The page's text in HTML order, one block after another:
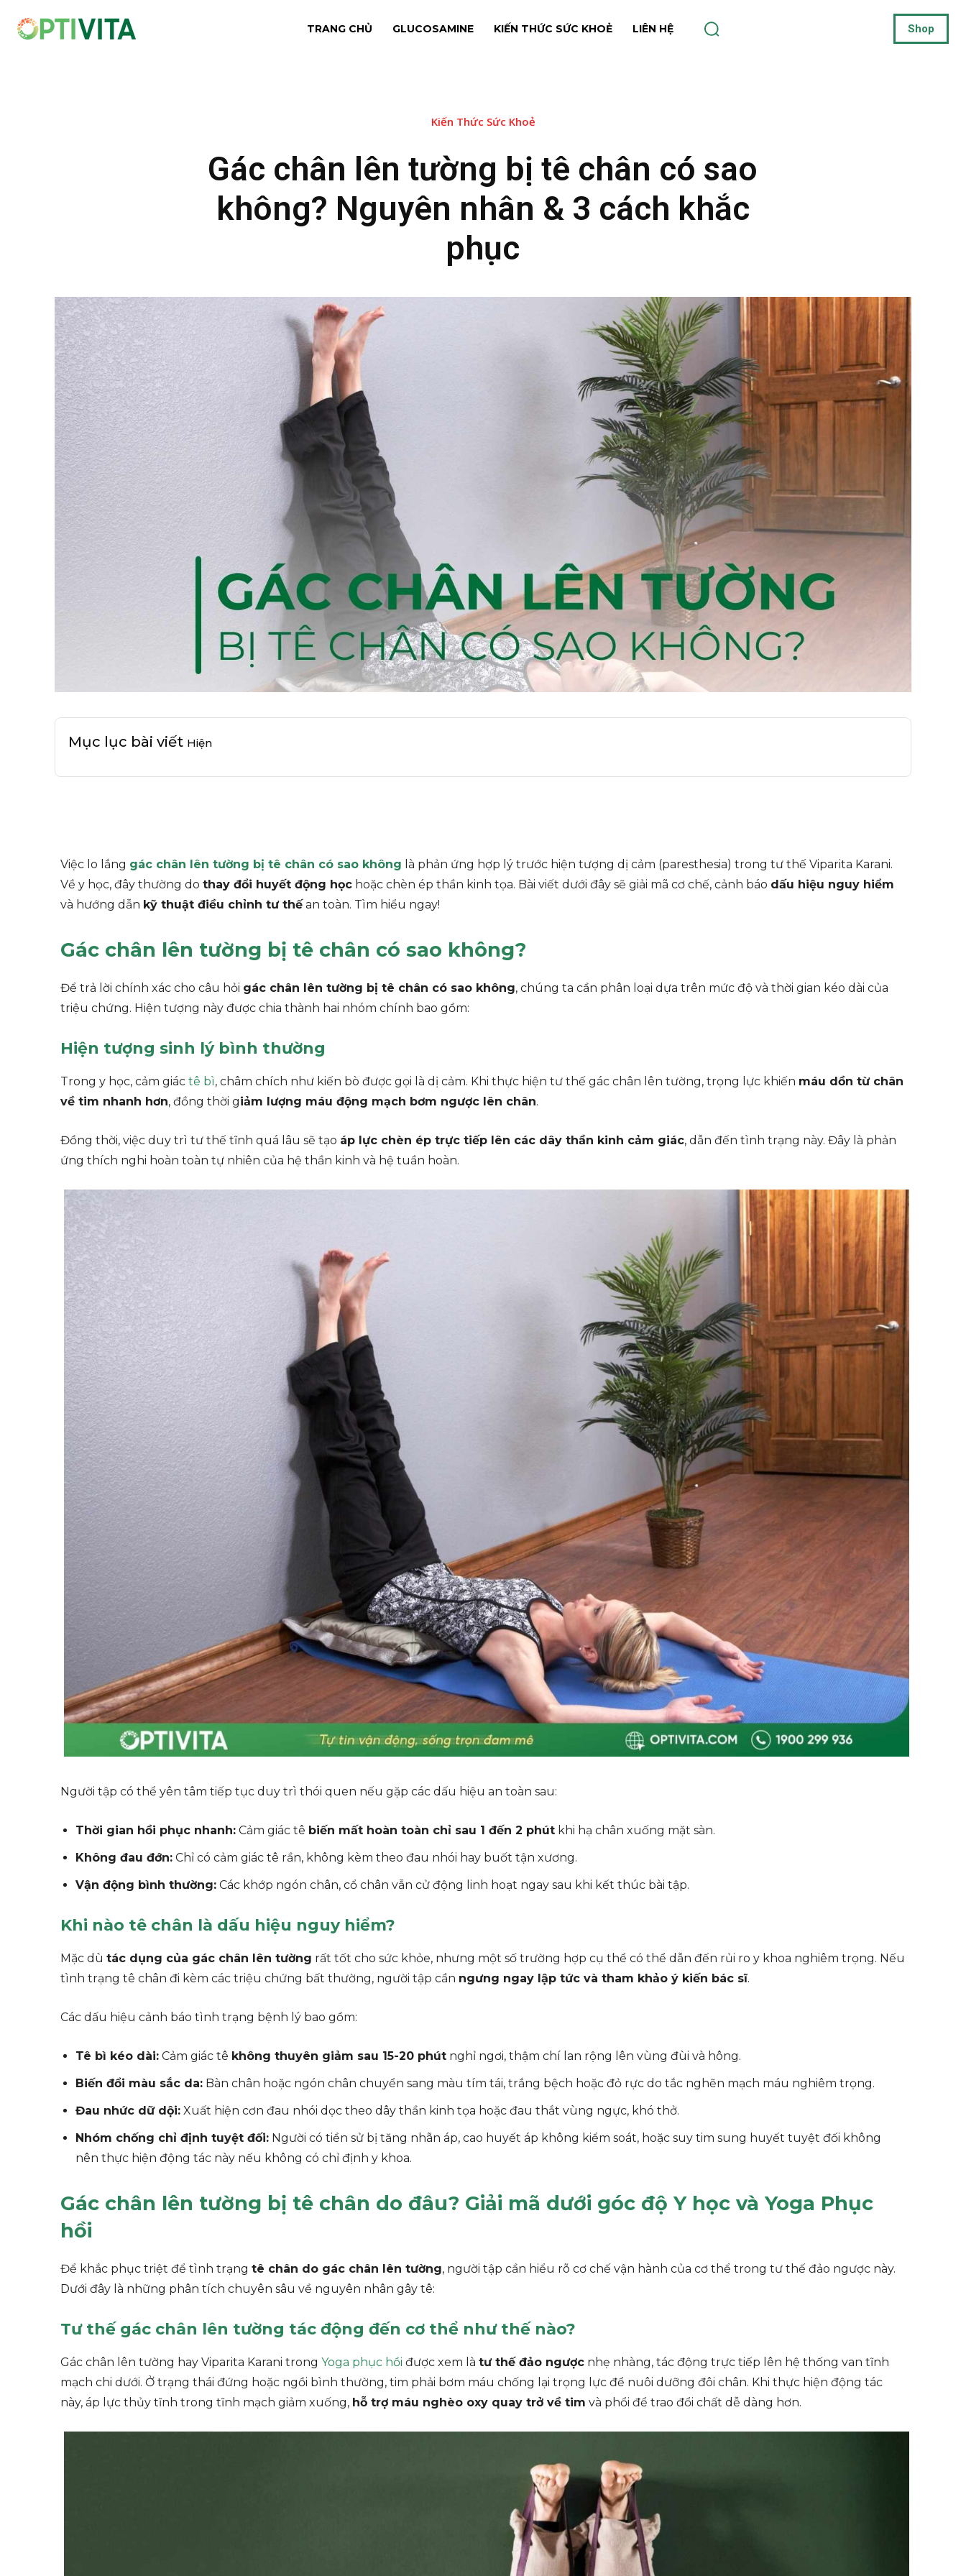
TRANG CHỦ GLUCOSAMINE KIẾN THỨC SỨC KHOẺ LIÊN HỆ Shop
Kiến Thức Sức Khoẻ
Gác chân lên tường bị tê chân có sao
không? Nguyên nhân & 3 cách khắc
phục
Mục lục bài viết Hiện
Việc lo lắng gác chân lên tường bị tê chân có sao không là phản ứng hợp lý trước hiện tượng dị cảm (paresthesia) trong tư thế Viparita Karani.
Về y học, đây thường do thay đổi huyết động học hoặc chèn ép thần kinh tọa. Bài viết dưới đây sẽ giải mã cơ chế, cảnh báo dấu hiệu nguy hiểm
và hướng dẫn kỹ thuật điều chỉnh tư thếan toàn. Tìm hiểu ngay!
Gác chân lên tường bị tê chân có sao không?
Để trả lời chính xác cho câu hỏi gác chân lên tường bị tê chân có sao không, chúng ta cần phân loại dựa trên mức độ và thời gian kéo dài của
triệu chứng. Hiện tượng này được chia thành hai nhóm chính bao gồm:
Hiện tượng sinh lý bình thường
Trong y học, cảm giác tê bì, châm chích như kiến bò được gọi là dị cảm. Khi thực hiện tư thế gác chân lên tường, trọng lực khiến máu dồn từ chân
về tim nhanh hơn, đồng thời giảm lượng máu động mạch bơm ngược lên chân.
Đồng thời, việc duy trì tư thế tĩnh quá lâu sẽ tạo áp lực chèn ép trực tiếp lên các dây thần kinh cảm giác, dẫn đến tình trạng này. Đây là phản
ứng thích nghi hoàn toàn tự nhiên của hệ thần kinh và hệ tuần hoàn.
Người tập có thể yên tâm tiếp tục duy trì thói quen nếu gặp các dấu hiệu an toàn sau:
Thời gian hồi phục nhanh: Cảm giác tê biến mất hoàn toàn chỉ sau 1 đến 2 phút khi hạ chân xuống mặt sàn.
Không đau đớn: Chỉ có cảm giác tê rần, không kèm theo đau nhói hay buốt tận xương.
Vận động bình thường: Các khớp ngón chân, cổ chân vẫn cử động linh hoạt ngay sau khi kết thúc bài tập.
Khi nào tê chân là dấu hiệu nguy hiểm?
Mặc dù tác dụng của gác chân lên tường rất tốt cho sức khỏe, nhưng một số trường hợp cụ thể có thể dẫn đến rủi ro y khoa nghiêm trọng. Nếu
tình trạng tê chân đi kèm các triệu chứng bất thường, người tập cần ngưng ngay lập tức và tham khảo ý kiến bác sĩ.
Các dấu hiệu cảnh báo tình trạng bệnh lý bao gồm:
Tê bì kéo dài: Cảm giác tê không thuyên giảm sau 15-20 phút nghỉ ngơi, thậm chí lan rộng lên vùng đùi và hông.
Biến đổi màu sắc da: Bàn chân hoặc ngón chân chuyển sang màu tím tái, trắng bệch hoặc đỏ rực do tắc nghẽn mạch máu nghiêm trọng.
Đau nhức dữ dội: Xuất hiện cơn đau nhói dọc theo dây thần kinh tọa hoặc đau thắt vùng ngực, khó thở.
Nhóm chống chỉ định tuyệt đối: Người có tiền sử bị tăng nhãn áp, cao huyết áp không kiểm soát, hoặc suy tim sung huyết tuyệt đối không
nên thực hiện động tác này nếu không có chỉ định y khoa.
Gác chân lên tường bị tê chân do đâu? Giải mã dưới góc độ Y học và Yoga Phục
hồi
Để khắc phục triệt để tình trạng tê chân do gác chân lên tường, người tập cần hiểu rõ cơ chế vận hành của cơ thể trong tư thế đảo ngược này.
Dưới đây là những phân tích chuyên sâu về nguyên nhân gây tê:
Tư thế gác chân lên tường tác động đến cơ thể như thế nào?
Gác chân lên tường hay Viparita Karani trong Yoga phục hồi được xem là tư thế đảo ngược nhẹ nhàng, tác động trực tiếp lên hệ thống van tĩnh
mạch chi dưới. Ở trạng thái đứng hoặc ngồi bình thường, tim phải bơm máu chống lại trọng lực để nuôi dưỡng đôi chân. Khi thực hiện động tác
này, áp lực thủy tĩnh trong tĩnh mạch giảm xuống, hỗ trợ máu nghèo oxy quay trở về tim và phổi để trao đổi chất dễ dàng hơn.